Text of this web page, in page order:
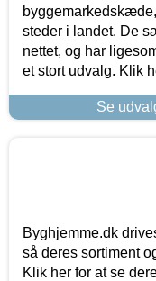
steder i landet. De
nettet, og har
et stort udvalg. Klik
Se
Byghjemme.dk
så deres sortiment
Klik her for at se